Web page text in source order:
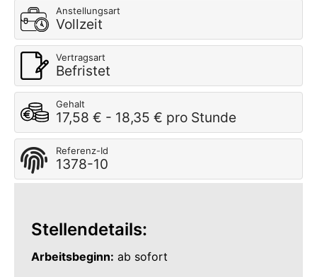
Anstellungsart
Vollzeit
Vertragsart
Befristet
Gehalt
17,58 € - 18,35 € pro Stunde
Referenz-Id
1378-10
Stellendetails:
Arbeitsbeginn: ab sofort